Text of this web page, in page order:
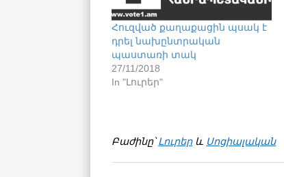
Հուզված քաղաքացին պսակ է
դրել նախընտրական
պաստառի տակ
27/11/2018
In "Լուրեր"
Բաժինը՝Լուրերև Սոցիալական